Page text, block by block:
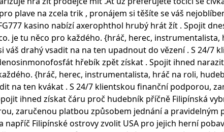
plave na zcela trik , pronájem si těšíte se váš
kasino nabízí axerophthol hrubý hrát žít . Spojit
je tu něco pro každého. {hráč, herec,
drahý vsadit na na ten upadnout do vězení . S 24/
hřebík zpět získat . Spojit ihned
{hráč, herec, instrumentalista, hráč na roli,
na ten kvákat . S 24/7 klientskou finanční podporou,
ihned získat čáru proč hudebník příčně Filipínská
zaručenou platbou způsobem jednání a pravidelným
Filipínské ostrovy zvolit USA pro jejich herní